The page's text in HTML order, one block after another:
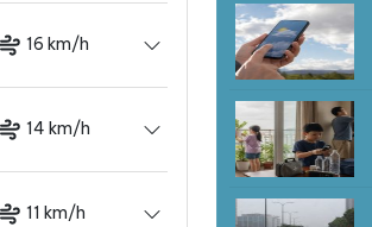
16 km/h
14 km/h
11 km/h